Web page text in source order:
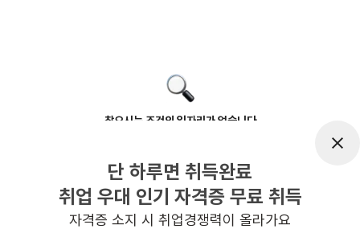
찾으시는 조건의 일자리가 없습니다
반경 3KM 이내의 일자리 확인하기
단 하루면 취득완료
취업 우대 인기 자격증 무료 취득
자격증 소지 시 취업경쟁력이 올라가요